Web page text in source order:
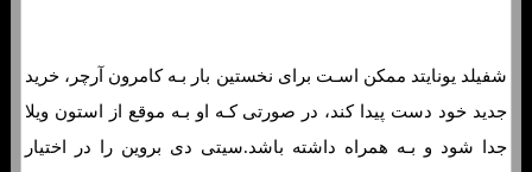
شفیلد یونایتد ممکن اسـت برای نخستین بار بـه کامرون آرچر، خرید
جدید خود دست پیدا کند، در صورتی کـه او بـه موقع از استون ویلا
جدا شود و بـه همراه داشته باشد.سیتی دی بروین را در اختیار